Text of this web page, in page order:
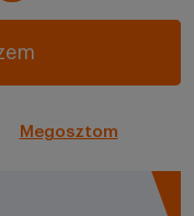
Megosztom